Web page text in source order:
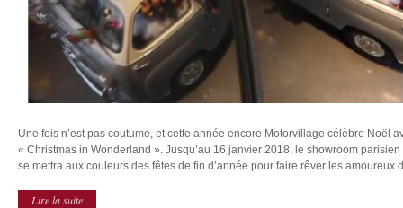
Une fois n’est pas coutume, et cette année encore Motorvillage célèbre Noël
« Christmas in Wonderland ». Jusqu’au 16 janvier 2018, le showroom
se mettra aux couleurs des fêtes de fin d’année pour faire rêver les
Lire la suite